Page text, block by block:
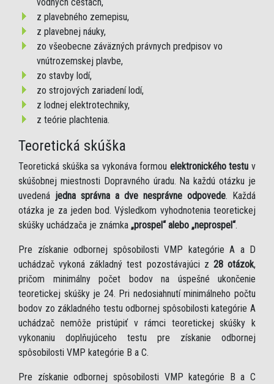
z plavebného zemepisu,
z plavebnej náuky,
zo všeobecne záväzných právnych predpisov vo
vnútrozemskej plavbe,
zo stavby lodí,
zo strojových zariadení lodí,
z lodnej elektrotechniky,
z teórie plachtenia.
Teoretická skúška
Teoretická skúška sa vykonáva formou elektronického testu v
skúšobnej miestnosti Dopravného úradu. Na každú otázku je
uvedená jedna správna a dve nesprávne odpovede. Každá
otázka je za jeden bod. Výsledkom vyhodnotenia teoretickej
skúšky uchádzača je známka „prospel“ alebo „neprospel“.
Pre získanie odbornej spôsobilosti VMP kategórie A a D
uchádzač vykoná základný test pozostávajúci z 28 otázok,
pričom minimálny počet bodov na úspešné ukončenie
teoretickej skúšky je 24. Pri nedosiahnutí minimálneho počtu
bodov zo základného testu odbornej spôsobilosti kategórie A
uchádzač nemôže pristúpiť v rámci teoretickej skúšky k
vykonaniu doplňujúceho testu pre získanie odbornej
spôsobilosti VMP kategórie B a C.
Pre získanie odbornej spôsobilosti VMP kategórie B a C